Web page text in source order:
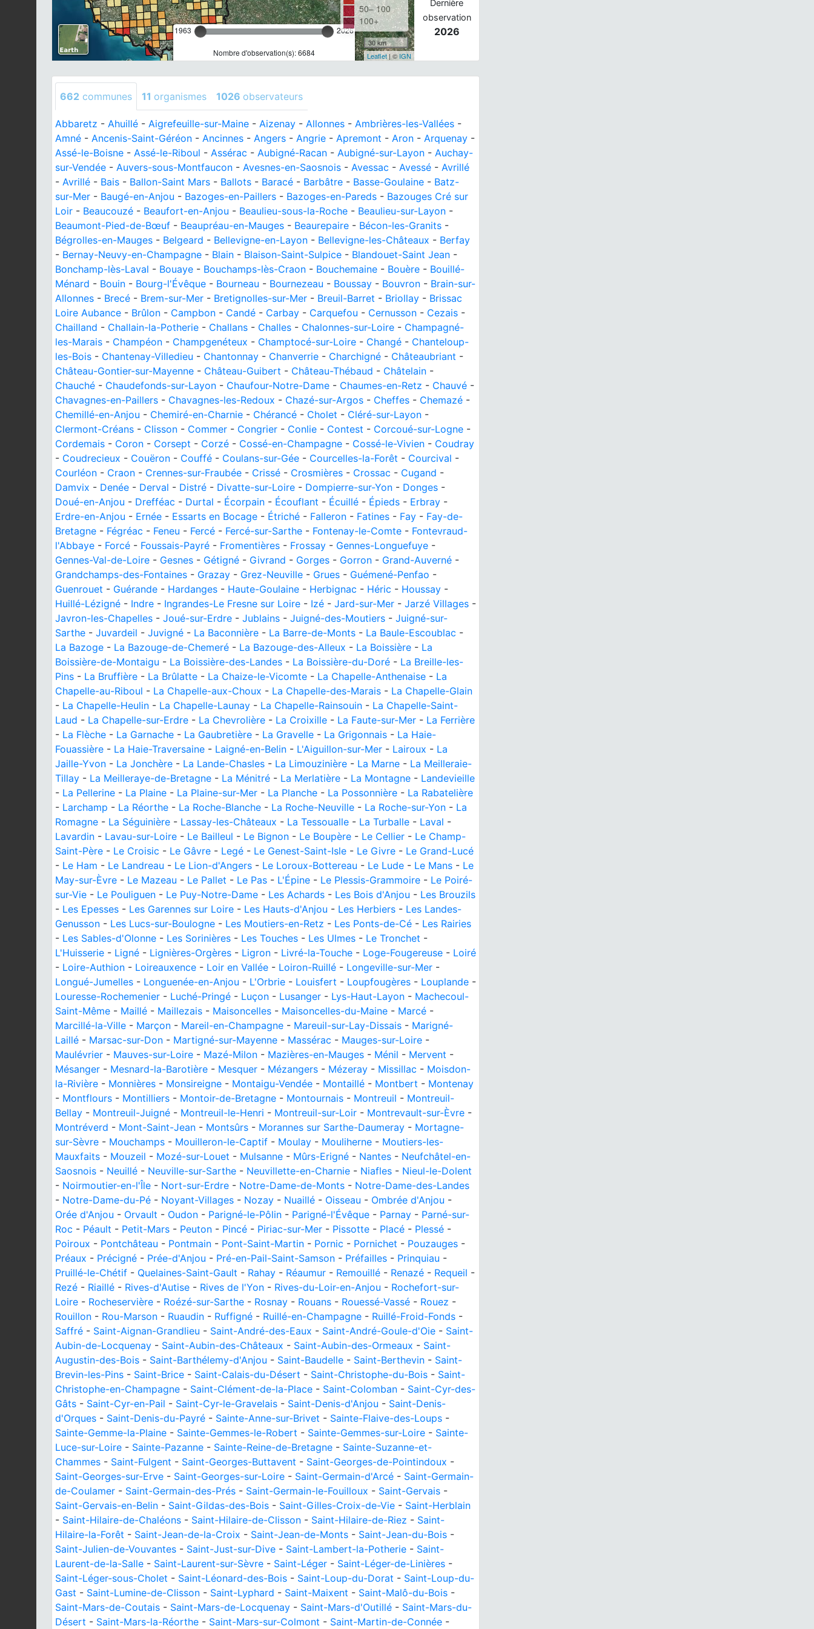
1963 2026
Nombre d'observation(s): 6684
50– 100
100+
30 km
Leaflet| © IGN
Dernière
observation
2026
662 communes 11 organismes 1026 observateurs
Abbaretz - Ahuillé - Aigrefeuille-sur-Maine - Aizenay - Allonnes - Ambrières-les-Vallées -
Amné - Ancenis-Saint-Géréon - Ancinnes - Angers - Angrie - Apremont - Aron - Arquenay -
Assé-le-Boisne - Assé-le-Riboul - Assérac - Aubigné-Racan - Aubigné-sur-Layon - Auchay-
sur-Vendée - Auvers-sous-Montfaucon - Avesnes-en-Saosnois - Avessac - Avessé - Avrillé
- Avrillé - Bais - Ballon-Saint Mars - Ballots - Baracé - Barbâtre - Basse-Goulaine - Batz-
sur-Mer - Baugé-en-Anjou - Bazoges-en-Paillers - Bazoges-en-Pareds - Bazouges Cré sur
Loir - Beaucouzé - Beaufort-en-Anjou - Beaulieu-sous-la-Roche - Beaulieu-sur-Layon -
Beaumont-Pied-de-Bœuf - Beaupréau-en-Mauges - Beaurepaire - Bécon-les-Granits -
Bégrolles-en-Mauges - Belgeard - Bellevigne-en-Layon - Bellevigne-les-Châteaux - Berfay
- Bernay-Neuvy-en-Champagne - Blain - Blaison-Saint-Sulpice - Blandouet-Saint Jean -
Bonchamp-lès-Laval - Bouaye - Bouchamps-lès-Craon - Bouchemaine - Bouère - Bouillé-
Ménard - Bouin - Bourg-l'Évêque - Bourneau - Bournezeau - Boussay - Bouvron - Brain-sur-
Allonnes - Brecé - Brem-sur-Mer - Bretignolles-sur-Mer - Breuil-Barret - Briollay - Brissac
Loire Aubance - Brûlon - Campbon - Candé - Carbay - Carquefou - Cernusson - Cezais -
Chailland - Challain-la-Potherie - Challans - Challes - Chalonnes-sur-Loire - Champagné-
les-Marais - Champéon - Champgenéteux - Champtocé-sur-Loire - Changé - Chanteloup-
les-Bois - Chantenay-Villedieu - Chantonnay - Chanverrie - Charchigné - Châteaubriant -
Château-Gontier-sur-Mayenne - Château-Guibert - Château-Thébaud - Châtelain -
Chauché - Chaudefonds-sur-Layon - Chaufour-Notre-Dame - Chaumes-en-Retz - Chauvé -
Chavagnes-en-Paillers - Chavagnes-les-Redoux - Chazé-sur-Argos - Cheffes - Chemazé -
Chemillé-en-Anjou - Chemiré-en-Charnie - Chérancé - Cholet - Cléré-sur-Layon -
Clermont-Créans - Clisson - Commer - Congrier - Conlie - Contest - Corcoué-sur-Logne -
Cordemais - Coron - Corsept - Corzé - Cossé-en-Champagne - Cossé-le-Vivien - Coudray
- Coudrecieux - Couëron - Couffé - Coulans-sur-Gée - Courcelles-la-Forêt - Courcival -
Courléon - Craon - Crennes-sur-Fraubée - Crissé - Crosmières - Crossac - Cugand -
Damvix - Denée - Derval - Distré - Divatte-sur-Loire - Dompierre-sur-Yon - Donges -
Doué-en-Anjou - Drefféac - Durtal - Écorpain - Écouflant - Écuillé - Épieds - Erbray -
Erdre-en-Anjou - Ernée - Essarts en Bocage - Étriché - Falleron - Fatines - Fay - Fay-de-
Bretagne - Fégréac - Feneu - Fercé - Fercé-sur-Sarthe - Fontenay-le-Comte - Fontevraud-
l'Abbaye - Forcé - Foussais-Payré - Fromentières - Frossay - Gennes-Longuefuye -
Gennes-Val-de-Loire - Gesnes - Gétigné - Givrand - Gorges - Gorron - Grand-Auverné -
Grandchamps-des-Fontaines - Grazay - Grez-Neuville - Grues - Guémené-Penfao -
Guenrouet - Guérande - Hardanges - Haute-Goulaine - Herbignac - Héric - Houssay -
Huillé-Lézigné - Indre - Ingrandes-Le Fresne sur Loire - Izé - Jard-sur-Mer - Jarzé Villages -
Javron-les-Chapelles - Joué-sur-Erdre - Jublains - Juigné-des-Moutiers - Juigné-sur-
Sarthe - Juvardeil - Juvigné - La Baconnière - La Barre-de-Monts - La Baule-Escoublac -
La Bazoge - La Bazouge-de-Chemeré - La Bazouge-des-Alleux - La Boissière - La
Boissière-de-Montaigu - La Boissière-des-Landes - La Boissière-du-Doré - La Breille-les-
Pins - La Bruffière - La Brûlatte - La Chaize-le-Vicomte - La Chapelle-Anthenaise - La
Chapelle-au-Riboul - La Chapelle-aux-Choux - La Chapelle-des-Marais - La Chapelle-Glain
- La Chapelle-Heulin - La Chapelle-Launay - La Chapelle-Rainsouin - La Chapelle-Saint-
Laud - La Chapelle-sur-Erdre - La Chevrolière - La Croixille - La Faute-sur-Mer - La Ferrière
- La Flèche - La Garnache - La Gaubretière - La Gravelle - La Grigonnais - La Haie-
Fouassière - La Haie-Traversaine - Laigné-en-Belin - L'Aiguillon-sur-Mer - Lairoux - La
Jaille-Yvon - La Jonchère - La Lande-Chasles - La Limouzinière - La Marne - La Meilleraie-
Tillay - La Meilleraye-de-Bretagne - La Ménitré - La Merlatière - La Montagne - Landevieille
- La Pellerine - La Plaine - La Plaine-sur-Mer - La Planche - La Possonnière - La Rabatelière
- Larchamp - La Réorthe - La Roche-Blanche - La Roche-Neuville - La Roche-sur-Yon - La
Romagne - La Séguinière - Lassay-les-Châteaux - La Tessoualle - La Turballe - Laval -
Lavardin - Lavau-sur-Loire - Le Bailleul - Le Bignon - Le Boupère - Le Cellier - Le Champ-
Saint-Père - Le Croisic - Le Gâvre - Legé - Le Genest-Saint-Isle - Le Givre - Le Grand-Lucé
- Le Ham - Le Landreau - Le Lion-d'Angers - Le Loroux-Bottereau - Le Lude - Le Mans - Le
May-sur-Èvre - Le Mazeau - Le Pallet - Le Pas - L'Épine - Le Plessis-Grammoire - Le Poiré-
sur-Vie - Le Pouliguen - Le Puy-Notre-Dame - Les Achards - Les Bois d'Anjou - Les Brouzils
- Les Epesses - Les Garennes sur Loire - Les Hauts-d'Anjou - Les Herbiers - Les Landes-
Genusson - Les Lucs-sur-Boulogne - Les Moutiers-en-Retz - Les Ponts-de-Cé - Les Rairies
- Les Sables-d'Olonne - Les Sorinières - Les Touches - Les Ulmes - Le Tronchet -
L'Huisserie - Ligné - Lignières-Orgères - Ligron - Livré-la-Touche - Loge-Fougereuse - Loiré
- Loire-Authion - Loireauxence - Loir en Vallée - Loiron-Ruillé - Longeville-sur-Mer -
Longué-Jumelles - Longuenée-en-Anjou - L'Orbrie - Louisfert - Loupfougères - Louplande -
Louresse-Rochemenier - Luché-Pringé - Luçon - Lusanger - Lys-Haut-Layon - Machecoul-
Saint-Même - Maillé - Maillezais - Maisoncelles - Maisoncelles-du-Maine - Marcé -
Marcillé-la-Ville - Marçon - Mareil-en-Champagne - Mareuil-sur-Lay-Dissais - Marigné-
Laillé - Marsac-sur-Don - Martigné-sur-Mayenne - Massérac - Mauges-sur-Loire -
Maulévrier - Mauves-sur-Loire - Mazé-Milon - Mazières-en-Mauges - Ménil - Mervent -
Mésanger - Mesnard-la-Barotière - Mesquer - Mézangers - Mézeray - Missillac - Moisdon-
la-Rivière - Monnières - Monsireigne - Montaigu-Vendée - Montaillé - Montbert - Montenay
- Montflours - Montilliers - Montoir-de-Bretagne - Montournais - Montreuil - Montreuil-
Bellay - Montreuil-Juigné - Montreuil-le-Henri - Montreuil-sur-Loir - Montrevault-sur-Èvre -
Montréverd - Mont-Saint-Jean - Montsûrs - Morannes sur Sarthe-Daumeray - Mortagne-
sur-Sèvre - Mouchamps - Mouilleron-le-Captif - Moulay - Mouliherne - Moutiers-les-
Mauxfaits - Mouzeil - Mozé-sur-Louet - Mulsanne - Mûrs-Erigné - Nantes - Neufchâtel-en-
Saosnois - Neuillé - Neuville-sur-Sarthe - Neuvillette-en-Charnie - Niafles - Nieul-le-Dolent
- Noirmoutier-en-l'Île - Nort-sur-Erdre - Notre-Dame-de-Monts - Notre-Dame-des-Landes
- Notre-Dame-du-Pé - Noyant-Villages - Nozay - Nuaillé - Oisseau - Ombrée d'Anjou -
Orée d'Anjou - Orvault - Oudon - Parigné-le-Pôlin - Parigné-l'Évêque - Parnay - Parné-sur-
Roc - Péault - Petit-Mars - Peuton - Pincé - Piriac-sur-Mer - Pissotte - Placé - Plessé -
Poiroux - Pontchâteau - Pontmain - Pont-Saint-Martin - Pornic - Pornichet - Pouzauges -
Préaux - Précigné - Prée-d'Anjou - Pré-en-Pail-Saint-Samson - Préfailles - Prinquiau -
Pruillé-le-Chétif - Quelaines-Saint-Gault - Rahay - Réaumur - Remouillé - Renazé - Requeil -
Rezé - Riaillé - Rives-d'Autise - Rives de l'Yon - Rives-du-Loir-en-Anjou - Rochefort-sur-
Loire - Rocheservière - Roézé-sur-Sarthe - Rosnay - Rouans - Rouessé-Vassé - Rouez -
Rouillon - Rou-Marson - Ruaudin - Ruffigné - Ruillé-en-Champagne - Ruillé-Froid-Fonds -
Saffré - Saint-Aignan-Grandlieu - Saint-André-des-Eaux - Saint-André-Goule-d'Oie - Saint-
Aubin-de-Locquenay - Saint-Aubin-des-Châteaux - Saint-Aubin-des-Ormeaux - Saint-
Augustin-des-Bois - Saint-Barthélemy-d'Anjou - Saint-Baudelle - Saint-Berthevin - Saint-
Brevin-les-Pins - Saint-Brice - Saint-Calais-du-Désert - Saint-Christophe-du-Bois - Saint-
Christophe-en-Champagne - Saint-Clément-de-la-Place - Saint-Colomban - Saint-Cyr-des-
Gâts - Saint-Cyr-en-Pail - Saint-Cyr-le-Gravelais - Saint-Denis-d'Anjou - Saint-Denis-
d'Orques - Saint-Denis-du-Payré - Sainte-Anne-sur-Brivet - Sainte-Flaive-des-Loups -
Sainte-Gemme-la-Plaine - Sainte-Gemmes-le-Robert - Sainte-Gemmes-sur-Loire - Sainte-
Luce-sur-Loire - Sainte-Pazanne - Sainte-Reine-de-Bretagne - Sainte-Suzanne-et-
Chammes - Saint-Fulgent - Saint-Georges-Buttavent - Saint-Georges-de-Pointindoux -
Saint-Georges-sur-Erve - Saint-Georges-sur-Loire - Saint-Germain-d'Arcé - Saint-Germain-
de-Coulamer - Saint-Germain-des-Prés - Saint-Germain-le-Fouilloux - Saint-Gervais -
Saint-Gervais-en-Belin - Saint-Gildas-des-Bois - Saint-Gilles-Croix-de-Vie - Saint-Herblain
- Saint-Hilaire-de-Chaléons - Saint-Hilaire-de-Clisson - Saint-Hilaire-de-Riez - Saint-
Hilaire-la-Forêt - Saint-Jean-de-la-Croix - Saint-Jean-de-Monts - Saint-Jean-du-Bois -
Saint-Julien-de-Vouvantes - Saint-Just-sur-Dive - Saint-Lambert-la-Potherie - Saint-
Laurent-de-la-Salle - Saint-Laurent-sur-Sèvre - Saint-Léger - Saint-Léger-de-Linières -
Saint-Léger-sous-Cholet - Saint-Léonard-des-Bois - Saint-Loup-du-Dorat - Saint-Loup-du-
Gast - Saint-Lumine-de-Clisson - Saint-Lyphard - Saint-Maixent - Saint-Malô-du-Bois -
Saint-Mars-de-Coutais - Saint-Mars-de-Locquenay - Saint-Mars-d'Outillé - Saint-Mars-du-
Désert - Saint-Mars-la-Réorthe - Saint-Mars-sur-Colmont - Saint-Martin-de-Connée -